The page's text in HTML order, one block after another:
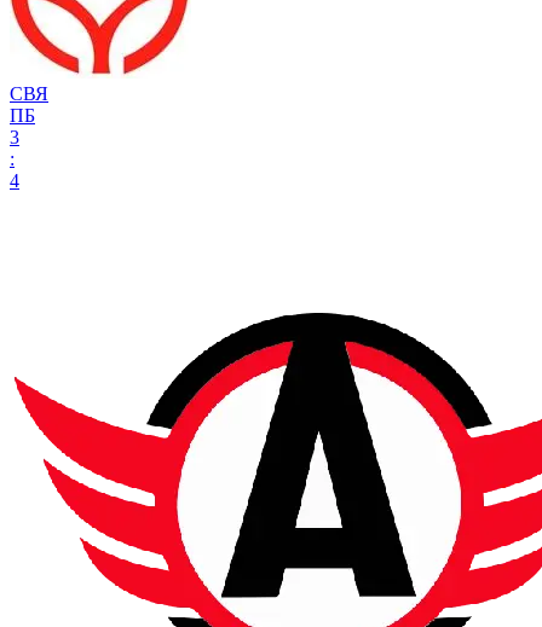
СВЯ
ПБ
3
:
4